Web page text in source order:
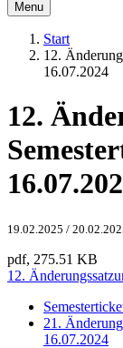
Menu
Start
12.
16.07.2024
12.
19.02.2025 /
pdf, 275.51 KB
12.
21.
16.07.2024